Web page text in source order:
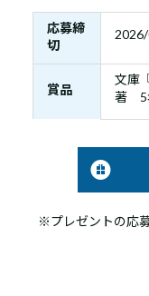
応募締
切
賞品
文庫
著 5
※プレゼントの応